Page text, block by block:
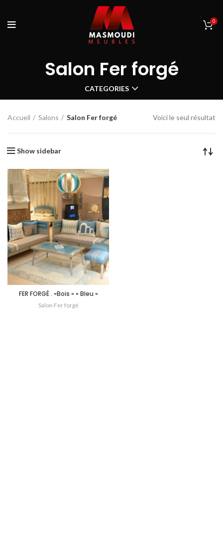
0
Salon Fer forgé
CATEGORIES
Accueil Salons Salon Fer forgé Voici le seul résultat
Show sidebar
FER FORGÉ . »Bois » « Bleu »
Salon Fer forgé